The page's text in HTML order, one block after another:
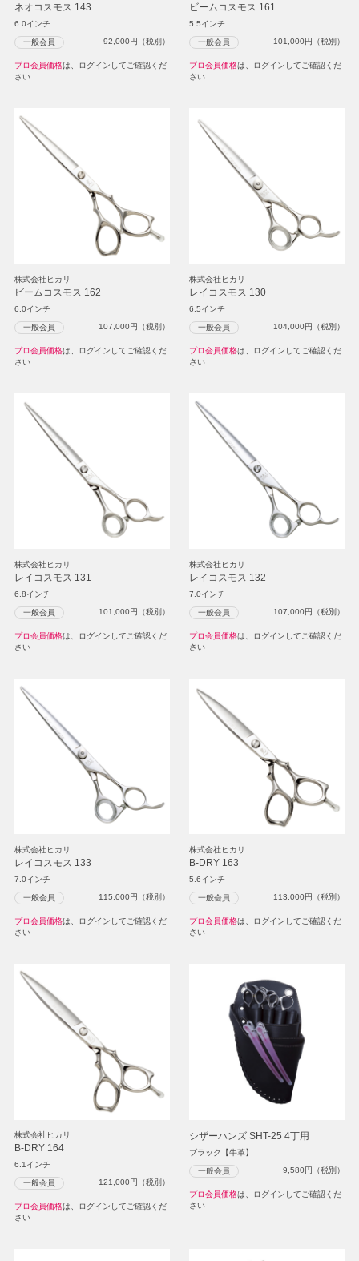
ネオコスモス 143
6.0インチ
一般会員 92,000円（税別）
プロ会員価格は、ログインしてご確認くだ
さい
ビームコスモス 161
5.5インチ
一般会員 101,000円（税別）
プロ会員価格は、ログインしてご確認くだ
さい
株式会社ヒカリ
ビームコスモス 162
6.0インチ
一般会員 107,000円（税別）
プロ会員価格は、ログインしてご確認くだ
さい
株式会社ヒカリ
レイコスモス 130
6.5インチ
一般会員 104,000円（税別）
プロ会員価格は、ログインしてご確認くだ
さい
株式会社ヒカリ
レイコスモス 131
6.8インチ
一般会員 101,000円（税別）
プロ会員価格は、ログインしてご確認くだ
さい
株式会社ヒカリ
レイコスモス 132
7.0インチ
一般会員 107,000円（税別）
プロ会員価格は、ログインしてご確認くだ
さい
株式会社ヒカリ
レイコスモス 133
7.0インチ
一般会員 115,000円（税別）
プロ会員価格は、ログインしてご確認くだ
さい
株式会社ヒカリ
B-DRY 163
5.6インチ
一般会員 113,000円（税別）
プロ会員価格は、ログインしてご確認くだ
さい
株式会社ヒカリ
B-DRY 164
6.1インチ
一般会員 121,000円（税別）
プロ会員価格は、ログインしてご確認くだ
さい
シザーハンズ SHT-25 4丁用
ブラック【牛革】
一般会員 9,580円（税別）
プロ会員価格は、ログインしてご確認くだ
さい